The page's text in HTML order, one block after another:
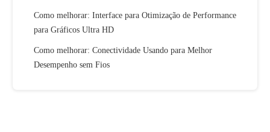
Como melhorar: Interface para Otimização de Performance
para Gráficos Ultra HD
Como melhorar: Conectividade Usando para Melhor
Desempenho sem Fios